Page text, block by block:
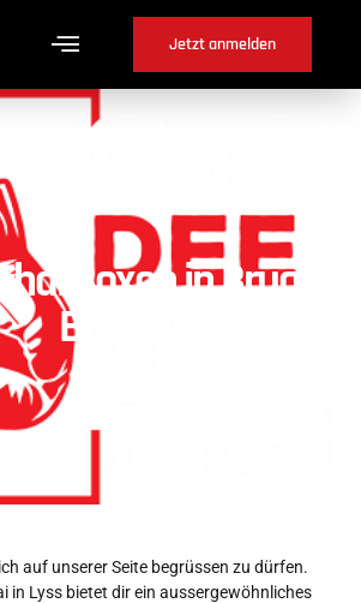
Jetzt anmelden
Boxen in Brügg
BE ?
auf unserer Seite begrüssen zu dürfen.
in Lyss bietet dir ein aussergewöhnliches